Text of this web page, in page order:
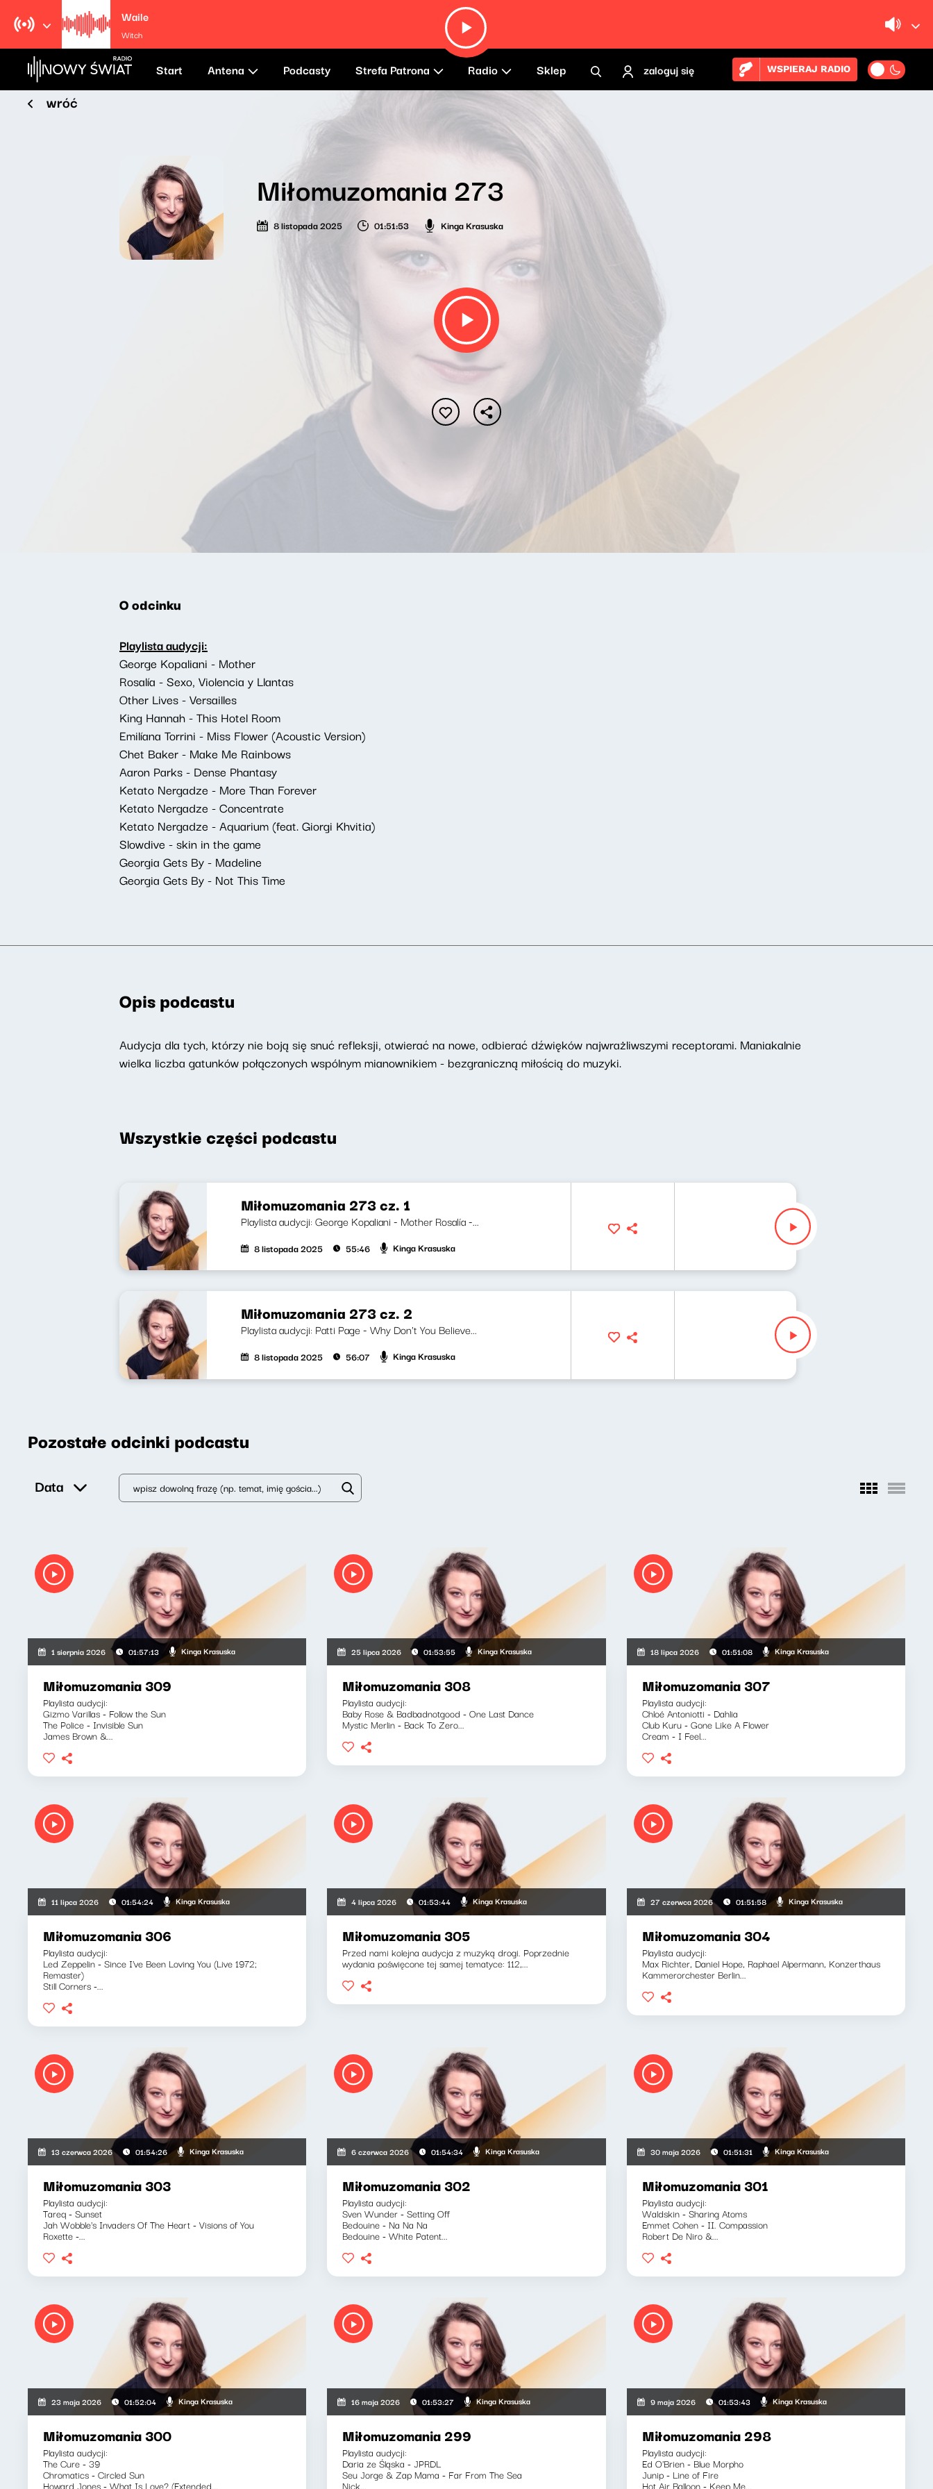
Waile
Witch
Start Antena Podcasty Strefa Patrona Radio Sklep zaloguj się WSPIERAJ RADIO
wróć
Miłomuzomania 273
8 listopada 2025 01:51:53 Kinga Krasuska
O odcinku
Playlista audycji:
George Kopaliani - Mother
Rosalía - Sexo, Violencia y Llantas
Other Lives - Versailles
King Hannah - This Hotel Room
Emilíana Torrini - Miss Flower (Acoustic Version)
Chet Baker - Make Me Rainbows
Aaron Parks - Dense Phantasy
Ketato Nergadze - More Than Forever
Ketato Nergadze - Concentrate
Ketato Nergadze - Aquarium (feat. Giorgi Khvitia)
Slowdive - skin in the game
Georgia Gets By - Madeline
Georgia Gets By - Not This Time
Opis podcastu
Audycja dla tych, którzy nie boją się snuć refleksji, otwierać na nowe, odbierać dźwięków najwrażliwszymi receptorami. Maniakalnie
wielka liczba gatunków połączonych wspólnym mianownikiem - bezgraniczną miłością do muzyki.
Wszystkie części podcastu
Miłomuzomania 273 cz. 1
Playlista audycji: George Kopaliani - Mother Rosalía -...
8 listopada 2025 55:46 Kinga Krasuska
Miłomuzomania 273 cz. 2
Playlista audycji: Patti Page - Why Don't You Believe...
8 listopada 2025 56:07 Kinga Krasuska
Pozostałe odcinki podcastu
Data
1 sierpnia 2026 01:57:13 Kinga Krasuska
Miłomuzomania 309
Playlista audycji:
Gizmo Varillas - Follow the Sun
The Police - Invisible Sun
James Brown &...
25 lipca 2026 01:53:55 Kinga Krasuska
Miłomuzomania 308
Playlista audycji:
Baby Rose & Badbadnotgood - One Last Dance
Mystic Merlin - Back To Zero...
18 lipca 2026 01:51:08 Kinga Krasuska
Miłomuzomania 307
Playlista audycji:
Chloé Antoniotti - Dahlia
Club Kuru - Gone Like A Flower
Cream - I Feel...
11 lipca 2026 01:54:24 Kinga Krasuska
Miłomuzomania 306
Playlista audycji:
Led Zeppelin - Since I've Been Loving You (Live 1972;
Remaster)
Still Corners -...
4 lipca 2026 01:53:44 Kinga Krasuska
Miłomuzomania 305
Przed nami kolejna audycja z muzyką drogi. Poprzednie
wydania poświęcone tej samej tematyce: 112,...
27 czerwca 2026 01:51:58 Kinga Krasuska
Miłomuzomania 304
Playlista audycji:
Max Richter, Daniel Hope, Raphael Alpermann, Konzerthaus
Kammerorchester Berlin...
13 czerwca 2026 01:54:26 Kinga Krasuska
Miłomuzomania 303
Playlista audycji:
Tareq - Sunset
Jah Wobble's Invaders Of The Heart - Visions of You
Roxette -...
6 czerwca 2026 01:54:34 Kinga Krasuska
Miłomuzomania 302
Playlista audycji:
Sven Wunder - Setting Off
Bedouine - Na Na Na
Bedouine - White Patent...
30 maja 2026 01:51:31 Kinga Krasuska
Miłomuzomania 301
Playlista audycji:
Waldskin - Sharing Atoms
Emmet Cohen - II. Compassion
Robert De Niro &...
23 maja 2026 01:52:04 Kinga Krasuska
Miłomuzomania 300
Playlista audycji:
The Cure - 39
Chromatics - Circled Sun
Howard Jones - What Is Love? (Extended...
16 maja 2026 01:53:27 Kinga Krasuska
Miłomuzomania 299
Playlista audycji:
Daria ze Śląska - JPRDL
Seu Jorge & Zap Mama - Far From The Sea
Nick...
9 maja 2026 01:53:43 Kinga Krasuska
Miłomuzomania 298
Playlista audycji:
Ed O'Brien - Blue Morpho
Junip - Line of Fire
Hot Air Balloon - Keep Me...